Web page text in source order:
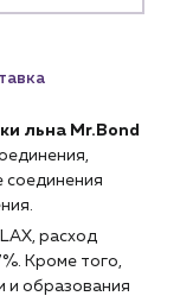
льна Mr.Bond
расход
Кроме того,
и образования